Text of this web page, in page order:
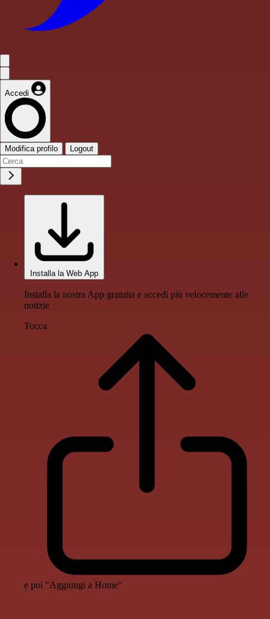
Accedi
Modifica profilo Logout
Installa la Web App
Installa la nostra App gratuita e accedi più velocemente alle
notizie
Tocca
e poi "Aggiungi a Home"